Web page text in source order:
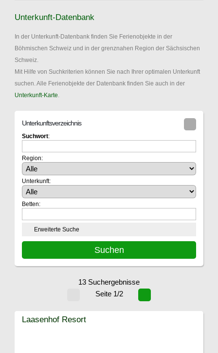
Unterkunft-Datenbank
In der Unterkunft-Datenbank finden Sie Ferienobjekte in der
Böhmischen Schweiz und in der grenznahen Region der Sächsischen
Schweiz.
Mit Hilfe von Suchkriterien können Sie nach Ihrer optimalen Unterkunft
suchen. Alle Ferienobjekte der Datenbank finden Sie auch in der
Unterkunft-Karte
Unterkunftsverzeichnis
Suchwort:
Region:
Unterkunft:
Betten:
Erweiterte Suche
13 Suchergebnisse
Seite 1/2
Laasenhof Resort